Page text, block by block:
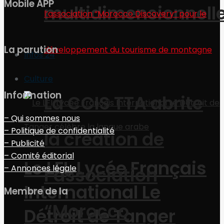
Infos 24
Culture
Le LFI, Lycée Français
International Le
Détroit de Tanger
La CCIS TTA abrite
la création de
l’association
“Morocco
Mobile APP
La parution
Information
– Qui sommes nous
– Politique de confidentialité
– Publicité
– Comité éditorial
– Annonces légale
Membre de la